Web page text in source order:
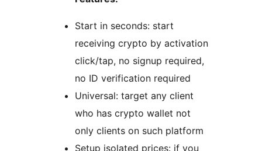
Start in seconds: start
receiving crypto by activation
click/tap, no signup required,
no ID verification required
Universal: target any client
who has crypto wallet not
only clients on such platform
Setup isolated prices: if you